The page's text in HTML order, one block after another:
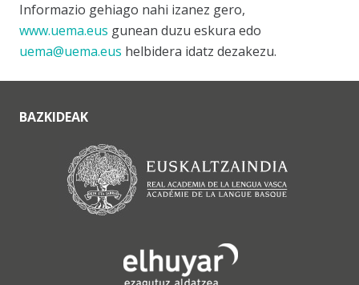
Informazio gehiago nahi izanez gero,
www.uema.eus gunean duzu eskura edo
uema@uema.eus helbidera idatz dezakezu.
BAZKIDEAK